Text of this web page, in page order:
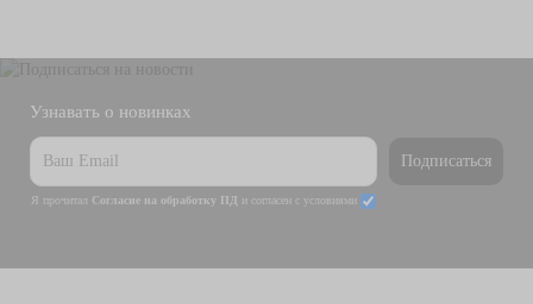
Узнавать о новинках
Подписаться
Я прочитал Согласие на обработку ПД и согласен с условиями